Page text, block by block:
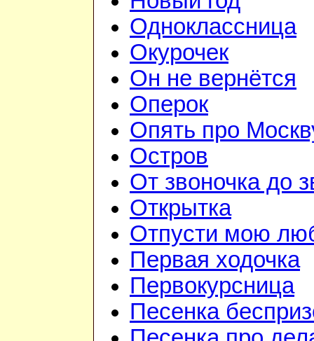
Одноклассница
Окурочек
Он не вернётся
Оперок
Опять про
Остров
От звоночка до
Открытка
Отпусти мою
Первая ходочка
Первокурсница
Песенка